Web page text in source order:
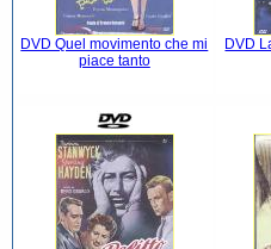
DVD Quel movimento che mi
piace tanto
DVD